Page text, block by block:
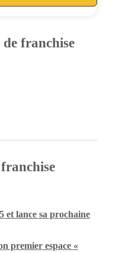
franchise
et lance sa prochaine
premier espace «